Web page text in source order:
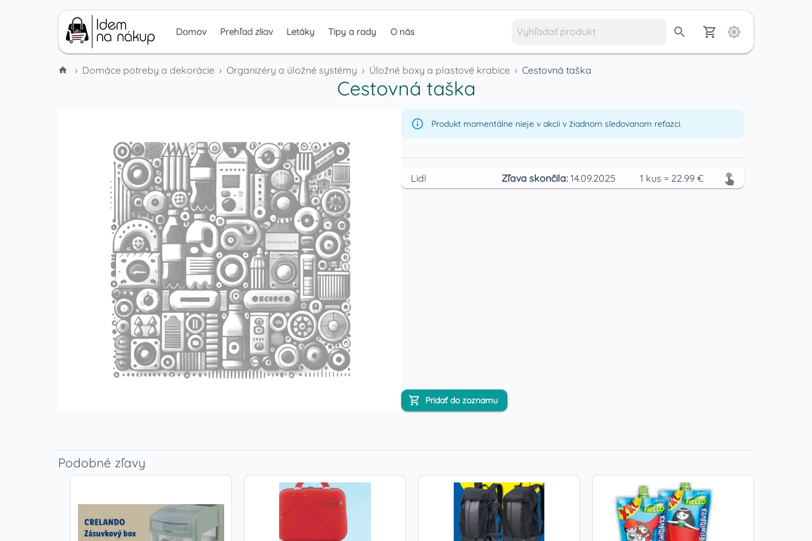
Domov Prehľad zliav Letáky Tipy a rady O nás
› Domáce potreby a dekorácie › Organizéry a úložné systémy › Úložné boxy a plastové krabice › Cestovná taška
Cestovná taška
Produkt momentálne nieje v akcii v žiadnom sledovanom reťazci.
Lidl Zľava skončila: 14.09.2025 1 kus = 22.99 €
Pridať do zoznamu
Podobné zľavy